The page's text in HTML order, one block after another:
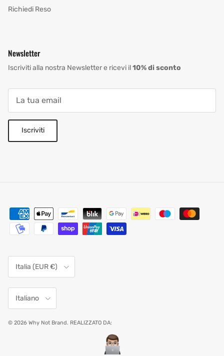
Richiedi Reso
Newsletter
Iscriviti alla nostra Newsletter e ricevi il10% di sconto
Iscriviti
Italia (EUR €)
Italiano
© 2026 Why Not Brand. REALIZZATO DA: